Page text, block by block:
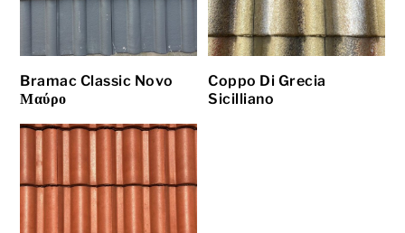
Bramac Classic Novo
Μαύρο
Coppo Di Grecia
Sicilliano